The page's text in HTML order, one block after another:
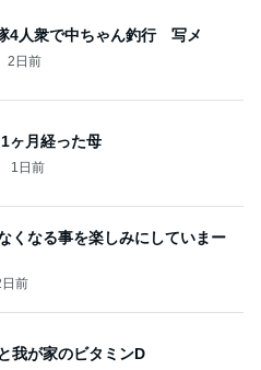
鬼郁隊4人衆で中ちゃん釣行 写メ
2日前
ヶ月経った母
1日前
くなる事を楽しみにしていまー
前
我が家のビタミンD